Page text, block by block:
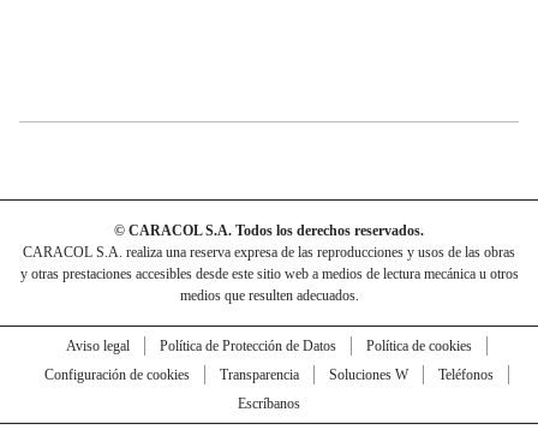
© CARACOL S.A. Todos los derechos reservados.
CARACOL S.A. realiza una reserva expresa de las reproducciones y usos de las obras
y otras prestaciones accesibles desde este sitio web a medios de lectura mecánica u otros
medios que resulten adecuados.
Aviso legal Política de Protección de Datos
Política de cookies
Configuración de cookies
Transparencia Soluciones W
Teléfonos
Escríbanos